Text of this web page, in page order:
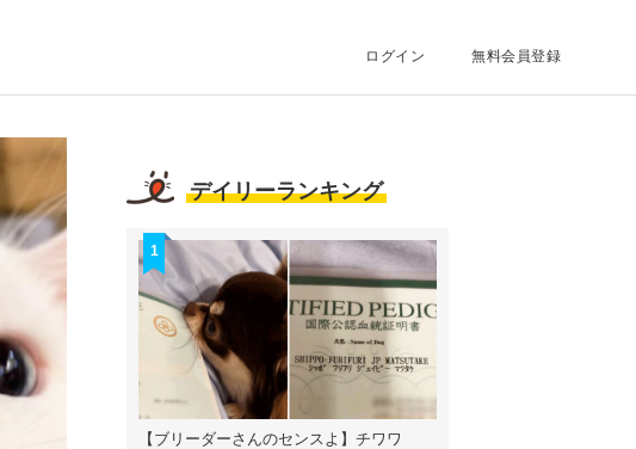
ログイン 無料会員登録
デイリーランキング
1
【ブリーダーさんのセンスよ】チワワ